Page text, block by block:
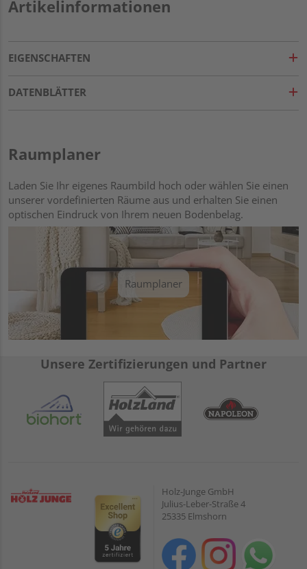
Artikelinformationen
EIGENSCHAFTEN
DATENBLÄTTER
Raumplaner
Laden Sie Ihr eigenes Raumbild hoch oder wählen Sie einen
unserer vordefinierten Räume aus und erhalten Sie einen
optischen Eindruck von Ihrem neuen Bodenbelag.
Raumplaner
Unsere Zertifizierungen und Partner
Holz-Junge GmbH
Julius-Leber-Straße 4
25335 Elmshorn